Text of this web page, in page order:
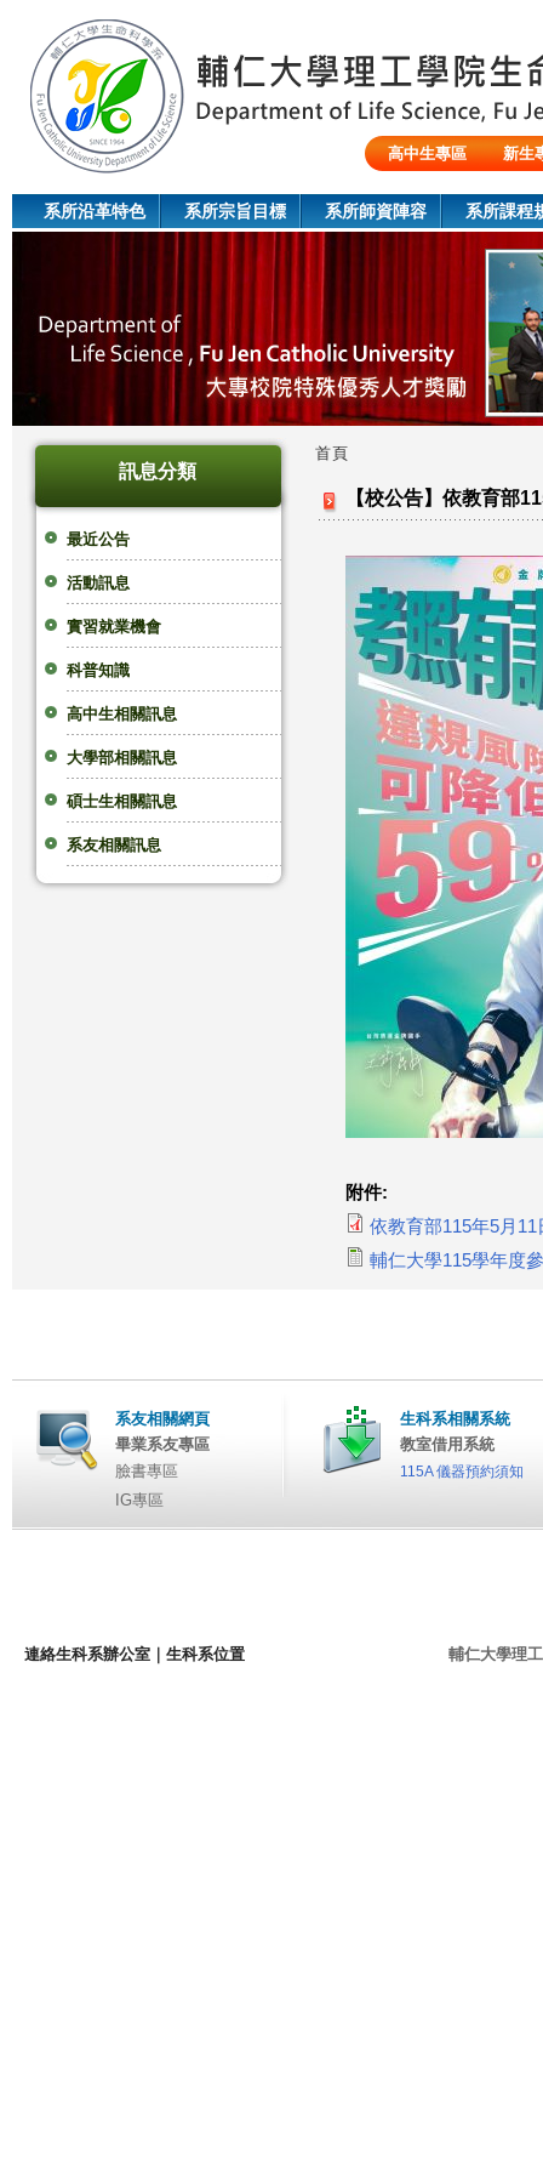
高中生專區
新生
系所沿革特色 系所宗旨目標 系所師資陣容 系所課程
訊息分類
最近公告
活動訊息
實習就業機會
科普知識
高中生相關訊息
大學部相關訊息
碩士生相關訊息
系友相關訊息
您
首頁
【校公告】依教育部
附件:
依教育部115年5月
輔仁大學115學年度
系友相關網頁
畢業系友專區
臉書專區
IG專區
生科系相關系統
教室借用系統
115A 儀器預約須知
連絡生科系辦公室 生科系位置 輔仁大學理